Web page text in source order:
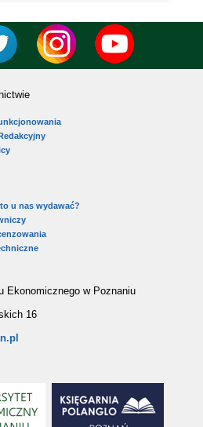
u nas wydawać?
Ekonomicznego w Poznaniu
16